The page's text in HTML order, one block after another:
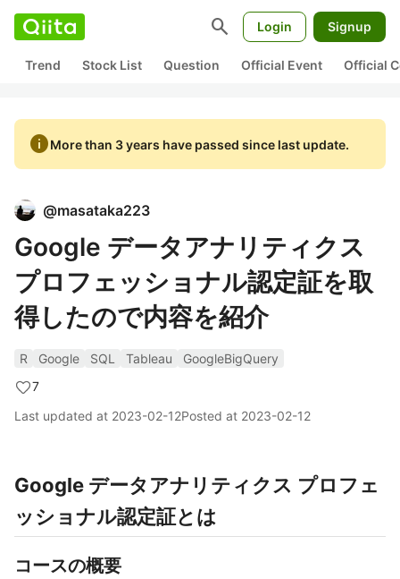
search Login Signup
Trend Stock List Question Official Event Official
infoMore than 3 years have passed since last update.
@masataka223
Google データアナリティクス
プロフェッショナル認定証を取
得したので内容を紹介
R Google SQL Tableau
GoogleBigQuery
7
Last updated at 2023-02-12Posted at 2023-02-12
Google データアナリティクス プロフェ
ッショナル認定証とは
コースの概要